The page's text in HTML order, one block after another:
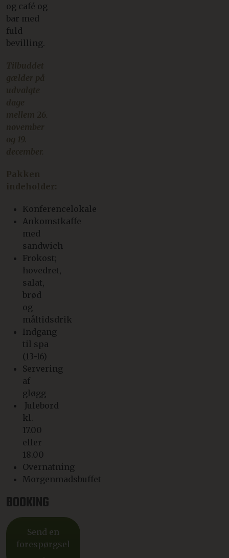
og café og
bar med
fuld
bevilling.
Tilbuddet
gælder på
udvalgte
dage
mellem 26.
november
og 19.
december.
Pakken
indeholder:
Konferencelokale
Ankomstkaffe
med
sandwich
Frokost;
hovedret,
salat,
brød
og
måltidsdrik
Indgang
til spa
(13-16)
Servering
af
gløgg
Julebord
kl.
17.00
eller
18.00
Overnatning
Morgenmadsbuffet
BOOKING
Send en
forespørgsel